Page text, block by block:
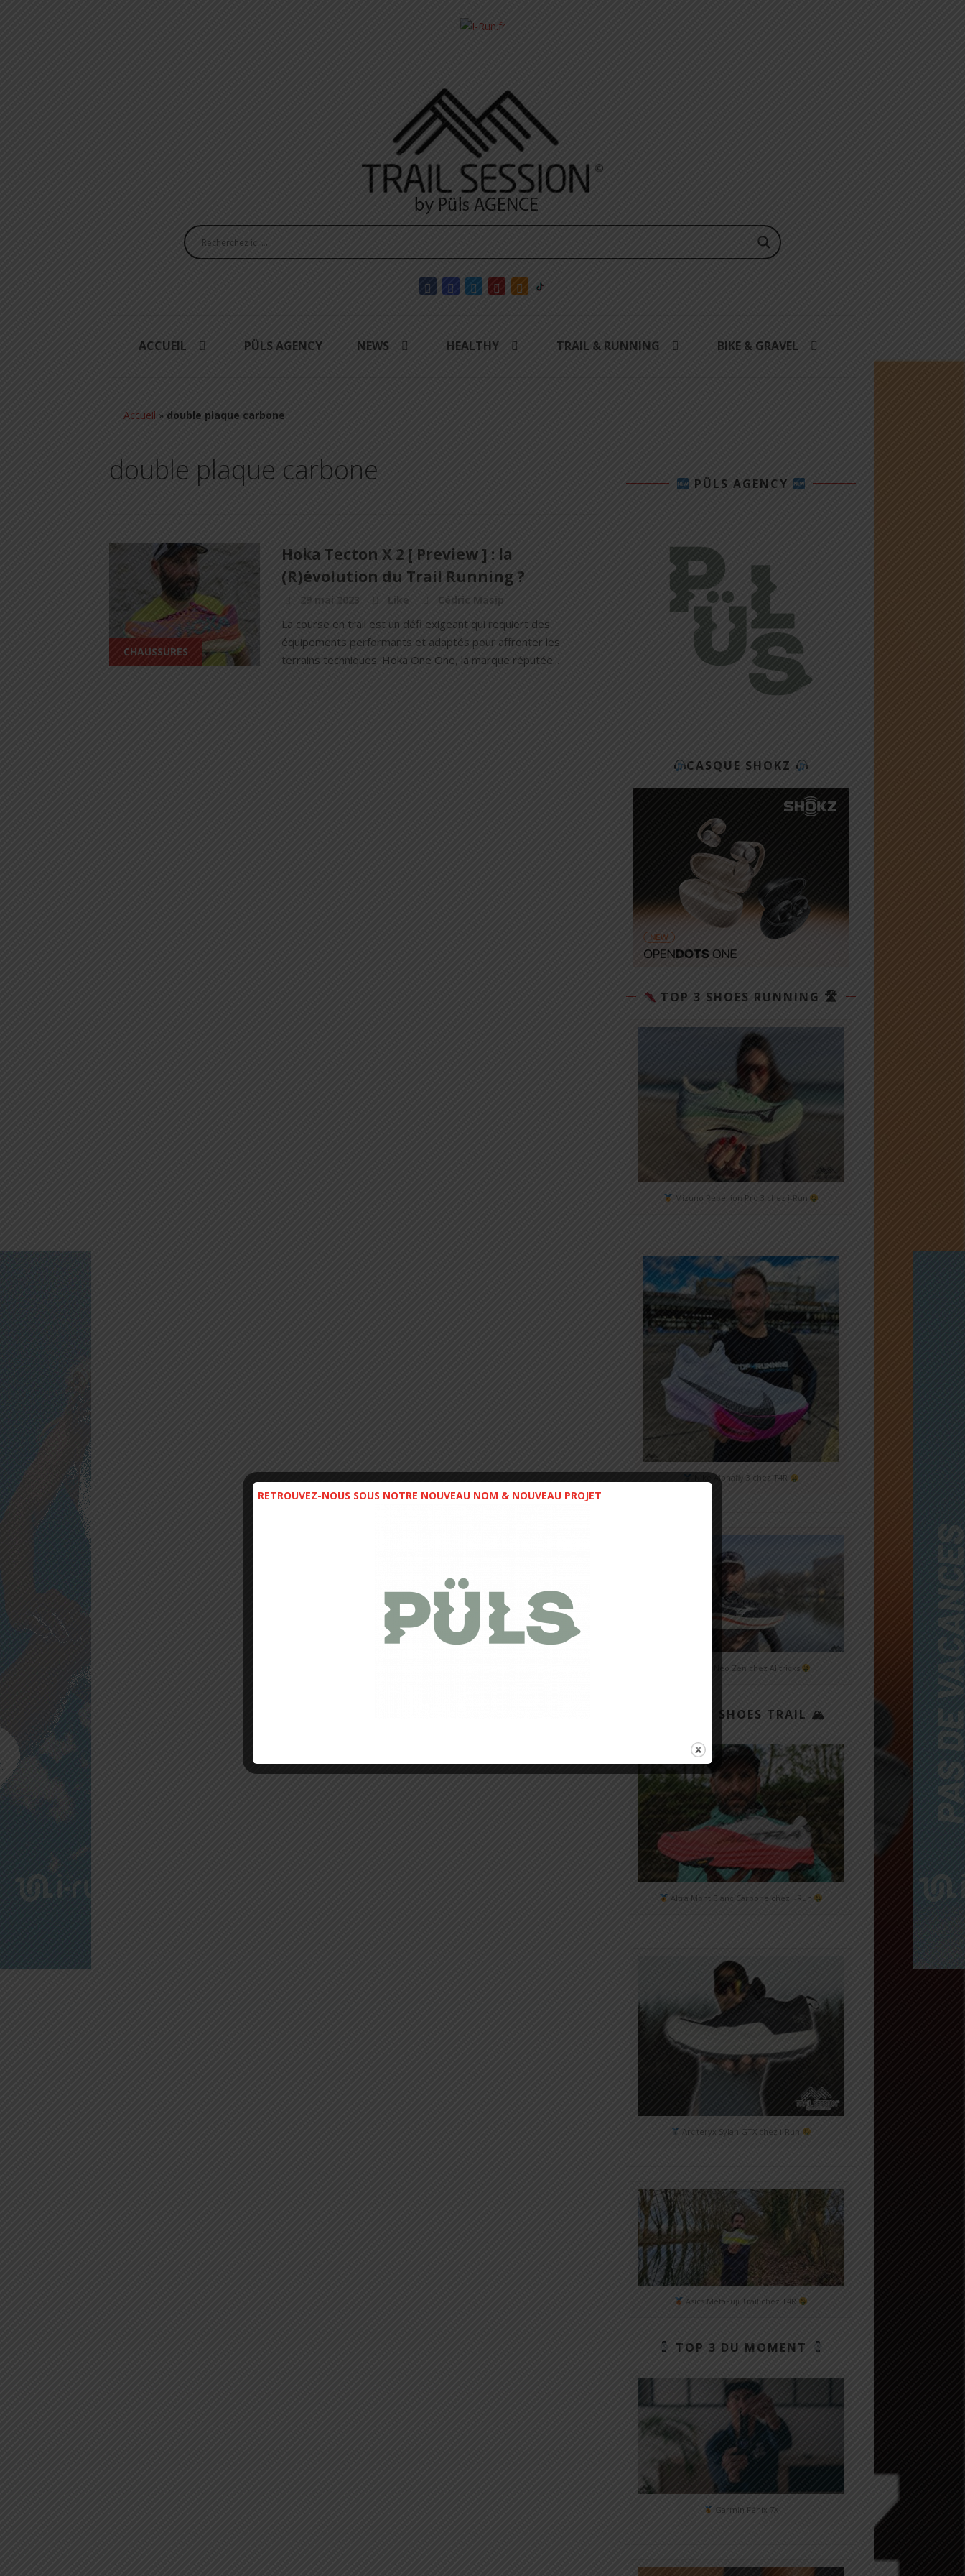
ACCUEIL PÜLS AGENCY NEWS HEALTHY TRAIL & RUNNING BIKE & GRAVEL
Accueil » double plaque carbone
double plaque carbone
CHAUSSURES
Hoka Tecton X 2 [ Preview ] : la
(R)évolution du Trail Running ?
29 mai 2023 Like Cédric Masip
La course en trail est un défi exigeant qui requiert des
équipements performants et adaptés pour affronter les
terrains techniques. Hoka One One, la marque réputée...
PÜLS AGENCY
CASQUE SHOKZ
TOP 3 SHOES RUNNING 🛣
Mizuno Rebellion Pro 3 chez i-Run
Nike Alphafly 3 chez T4R
Mizuno Neo Zen chez Alltricks
TOP 3 SHOES TRAIL 🏔
Altra Mont Blanc Carbone chez i-Run
Arc'teryx Sylan GTX chez i-Run
Asics MetaFuji Trail chez T4R
TOP 3 DU MOMENT
Garmin Fénix 7X
RETROUVEZ-NOUS SOUS NOTRE NOUVEAU NOM & NOUVEAU PROJET